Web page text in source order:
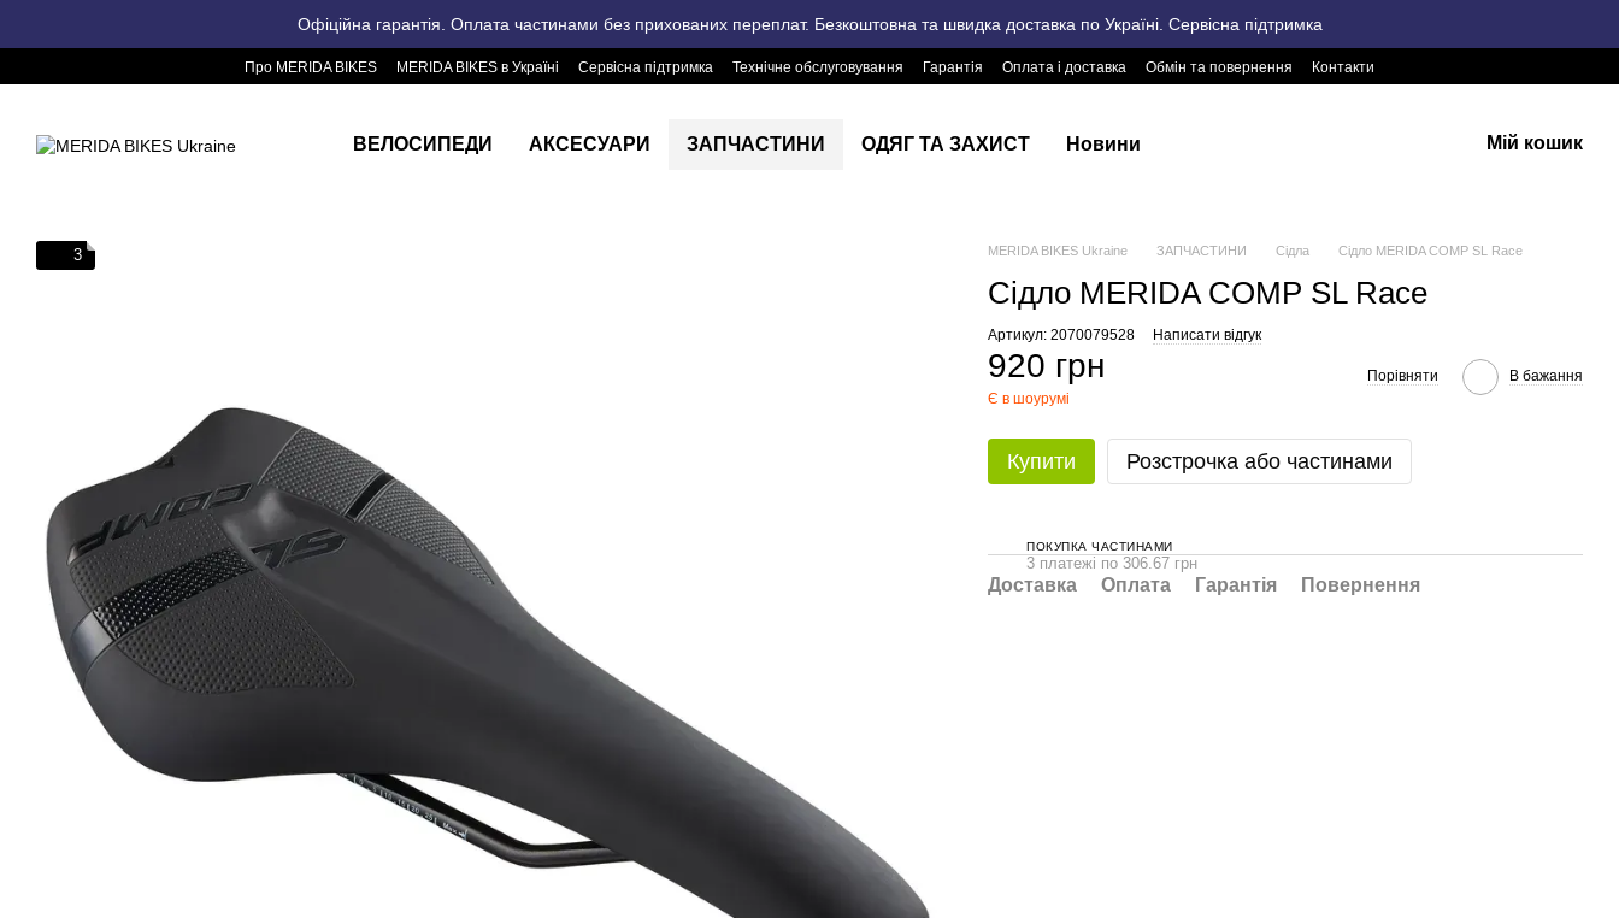
Офіційна гарантія. Оплата частинами без прихованих переплат. Безкоштовна та швидка доставка по Україні. Сервісна підтримка
Про MERIDA BIKES MERIDA BIKES в Україні Сервісна підтримка Технічне обслуговування Гарантія Оплата і доставка Обмін та повернення Контакти
ВЕЛОСИПЕДИ АКСЕСУАРИ ЗАПЧАСТИНИ ОДЯГ ТА ЗАХИСТ Новини Мій кошик
3 MERIDA BIKES Ukraine ЗАПЧАСТИНИ Сідла Сідло MERIDA COMP SL Race
Сідло MERIDA COMP SL Race
Артикул: 2070079528 Написати відгук
920 грн
Є в шоурумі
Порівняти В бажання
Купити Розстрочка або частинами
ПОКУПКА ЧАСТИНАМИ
3 платежі по 306.67 грн
Доставка Оплата Гарантія Повернення